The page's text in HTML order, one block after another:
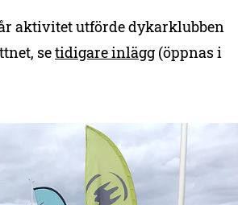
aktivitet utförde dykarklubben
setidigare inlägg (öppnas i